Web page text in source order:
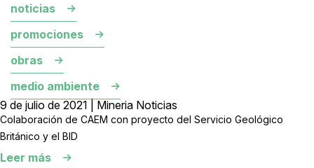
noticias
promociones
obras
medio ambiente
9 de julio de 2021 | Mineria Noticias
Colaboración de CAEM con proyecto del Servicio Geológico
Británico y el BID
Leer más